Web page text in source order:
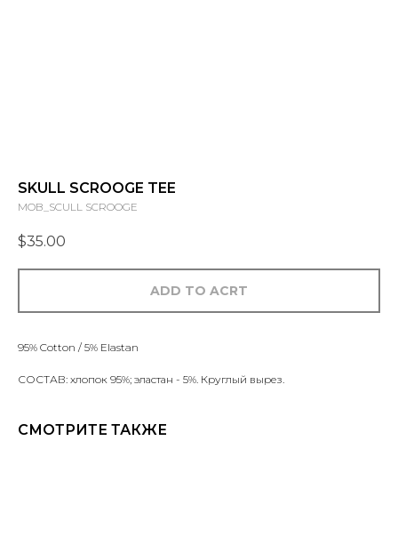
SKULL SCROOGE TEE
MOB_SCULL SCROOGE
$35.00
ADD TO ACRT
95% Cotton / 5% Elastan
СОСТАВ: хлопок 95%; эластан - 5%. Круглый вырез.
СМОТРИТЕ ТАКЖЕ